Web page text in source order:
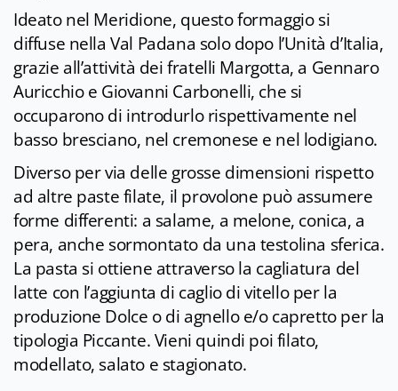
Ideato nel Meridione, questo formaggio si
diffuse nella Val Padana solo dopo l’Unità d’Italia,
grazie all’attività dei fratelli Margotta, a Gennaro
Auricchio e Giovanni Carbonelli, che si
occuparono di introdurlo rispettivamente nel
basso bresciano, nel cremonese e nel lodigiano.
Diverso per via delle grosse dimensioni rispetto
ad altre paste filate, il provolone può assumere
forme differenti: a salame, a melone, conica, a
pera, anche sormontato da una testolina sferica.
La pasta si ottiene attraverso la cagliatura del
latte con l’aggiunta di caglio di vitello per la
produzione Dolce o di agnello e/o capretto per la
tipologia Piccante. Vieni quindi poi filato,
modellato, salato e stagionato.